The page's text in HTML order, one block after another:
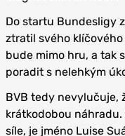
Do startu Bundesligy
ztratil svého
bude mimo hru, a tak
poradit s nelehkým
BVB tedy nevylučuje,
krátkodobou náhradu.
síle, je jméno Luise